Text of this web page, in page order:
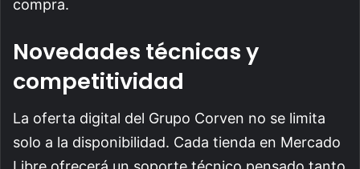
compra.
Novedades técnicas y
competitividad
La oferta digital del Grupo Corven no se limita
solo a la disponibilidad. Cada tienda en Mercado